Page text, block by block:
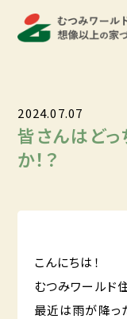
2024.07.07
皆さんはど
か！？
こんにちは！
むつみワールド
最近は雨が降っ